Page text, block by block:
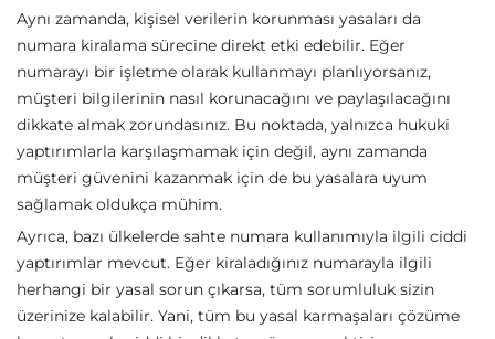
Aynı zamanda, kişisel verilerin korunması yasaları da
numara kiralama sürecine direkt etki edebilir. Eğer
numarayı bir işletme olarak kullanmayı planlıyorsanız,
müşteri bilgilerinin nasıl korunacağını ve paylaşılacağını
dikkate almak zorundasınız. Bu noktada, yalnızca hukuki
yaptırımlarla karşılaşmamak için değil, aynı zamanda
müşteri güvenini kazanmak için de bu yasalara uyum
sağlamak oldukça mühim.
Ayrıca, bazı ülkelerde sahte numara kullanımıyla ilgili ciddi
yaptırımlar mevcut. Eğer kiraladığınız numarayla ilgili
herhangi bir yasal sorun çıkarsa, tüm sorumluluk sizin
üzerinize kalabilir. Yani, tüm bu yasal karmaşaları çözüme